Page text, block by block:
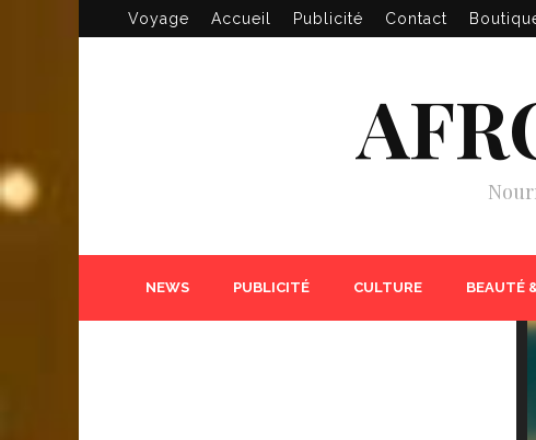
Voyage Accueil Publicité Contact
NEWS PUBLICITÉ CULTURE BEAUTÉ